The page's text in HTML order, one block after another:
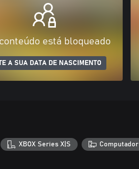
está bloqueado
A SUA DATA DE NASCIMENTO
XBOX Series X|S Computador